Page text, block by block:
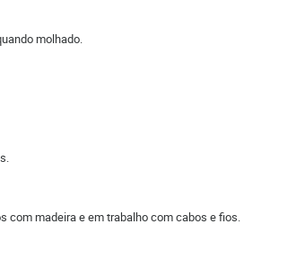
molhado.
com madeira e em trabalho com cabos e fios.